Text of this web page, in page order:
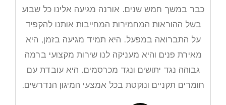
כבר במשך חמש שנים. אורנה מגיעה אלינו כל שבוע
בשל ההוראות המחמירות המחייבות אותנו להקפיד
על התברואה במפעל. היא תמיד מגיעה בזמן, היא
מאירת פנים והיא מעניקה לנו שירות מקצועי ברמה
גבוהה נגד יתושים ונגד מכרסמים. היא עובדת עם
חומרים תקניים ונוקטת בכל אמצעי המיגון הנדרשים.